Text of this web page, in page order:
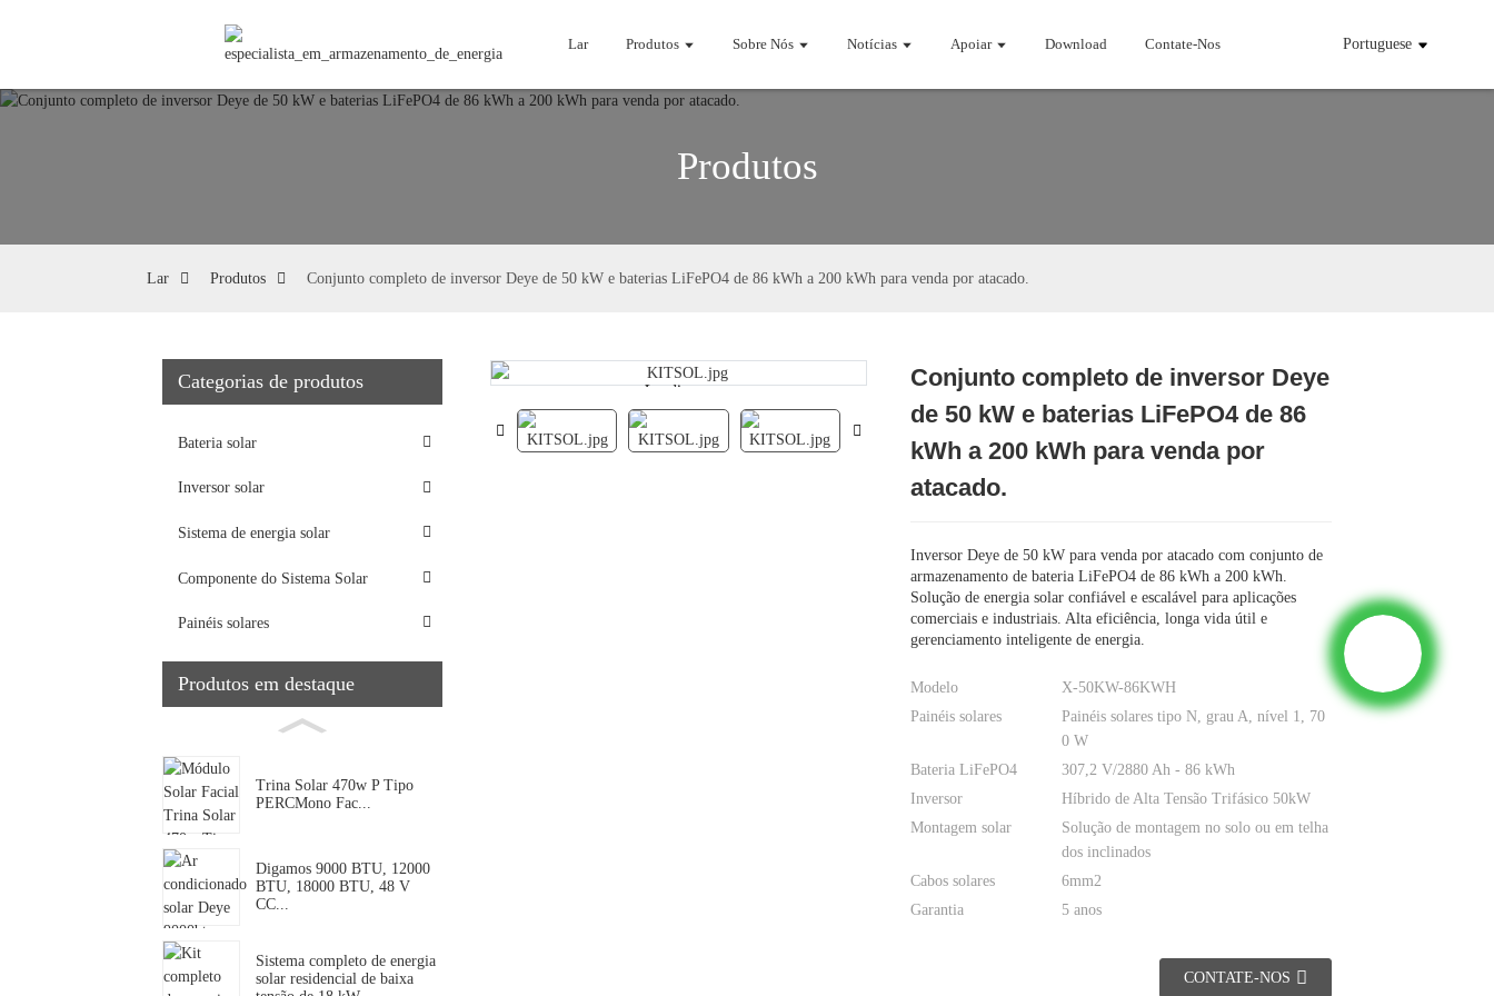
Lar Produtos Sobre Nós Notícias Apoiar Download Contate-Nos Portuguese
Produtos
Lar Produtos Conjunto completo de inversor Deye de 50 kW e baterias LiFePO4 de 86 kWh a 200 kWh para venda por atacado.
Categorias de produtos
Bateria solar
Inversor solar
Sistema de energia solar
Componente do Sistema Solar
Painéis solares
Produtos em destaque
Trina Solar 470w P Tipo
PERCMono Fac...
Digamos 9000 BTU, 12000
BTU, 18000 BTU, 48 V
CC...
Sistema completo de energia
solar residencial de baixa
Loading...
Loading... Loading...
Loading... Loading...
Loading...
Conjunto completo de inversor Deye
de 50 kW e baterias LiFePO4 de 86
kWh a 200 kWh para venda por
atacado.
Inversor Deye de 50 kW para venda por atacado com conjunto de
armazenamento de bateria LiFePO4 de 86 kWh a 200 kWh.
Solução de energia solar confiável e escalável para aplicações
comerciais e industriais. Alta eficiência, longa vida útil e
gerenciamento inteligente de energia.
Modelo
X-50KW-86KWH
Painéis solares
Painéis solares tipo N, grau A, nível 1, 70
0 W
Bateria LiFePO4
307,2 V/2880 Ah - 86 kWh
Inversor
Híbrido de Alta Tensão Trifásico 50kW
Montagem solar
Solução de montagem no solo ou em telha
dos inclinados
Cabos solares
6mm2
Garantia
5 anos
CONTATE-NOS